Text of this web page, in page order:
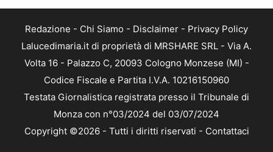
Redazione - Chi Siamo - Disclaimer - Privacy Policy
Lalucedimaria.it di proprietà di MRSHARE SRL - Via A.
Volta 16 - Palazzo C, 20093 Cologno Monzese (MI) -
Codice Fiscale e Partita I.V.A. 10216150960
Testata Giornalistica registrata presso il Tribunale di
Monza con n°03/2024 del 03/07/2024
Copyright ©2026 - Tutti i diritti riservati - Contattaci